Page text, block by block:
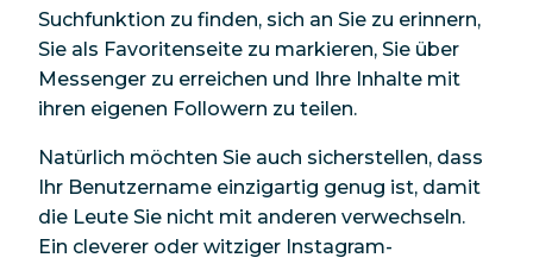
Suchfunktion zu finden, sich an Sie zu erinnern,
Sie als Favoritenseite zu markieren, Sie über
Messenger zu erreichen und Ihre Inhalte mit
ihren eigenen Followern zu teilen.
Natürlich möchten Sie auch sicherstellen, dass
Ihr Benutzername einzigartig genug ist, damit
die Leute Sie nicht mit anderen verwechseln.
Ein cleverer oder witziger Instagram-